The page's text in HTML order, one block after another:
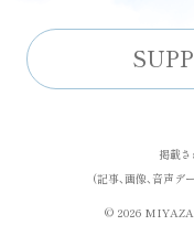
掲載
(記事、画像、音声
© 2026